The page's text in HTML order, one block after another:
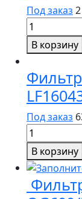
Под заказ
Количество
товара
Элемент
возд.
КАМАЗ
ЕВРО-3
725-
1109560-
20/
В4391-
01/
В корзину
Под заказ
Количество
товара
Фильтр
масляный
LF16043/
В корзину